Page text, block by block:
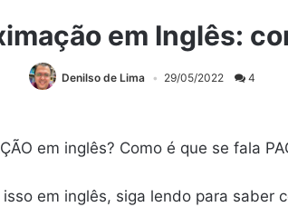
em Inglês:
Denilso de Lima 29/05/2022 4
em inglês? Como é que se fala
em inglês, siga lendo para saber